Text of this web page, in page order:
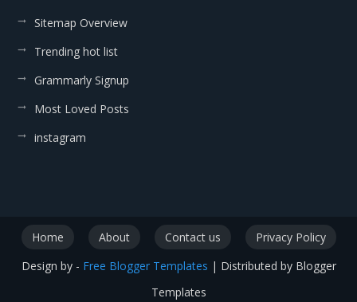
Sitemap Overview
Trending hot list
Grammarly Signup
Most Loved Posts
instagram
Home About Contact us
Privacy Policy
Design by - Free Blogger Templates | Distributed by Blogger
Templates